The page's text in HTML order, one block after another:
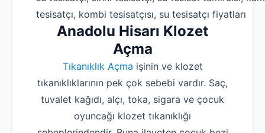
tesisatçı, kombi tesisatçısı, su tesisatçı fiyatları
Anadolu Hisarı Klozet
Açma
Tıkanıklık Açma işinin ve klozet
tıkanıklıklarının pek çok sebebi vardır. Saç,
tuvalet kağıdı, alçı, toka, sigara ve çocuk
oyuncağı klozet tıkanıklığı